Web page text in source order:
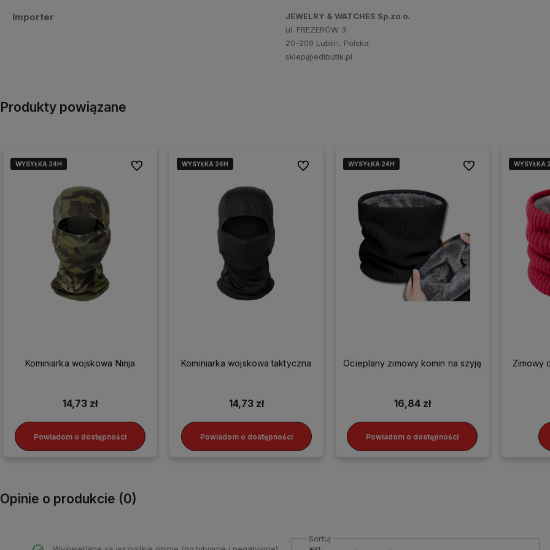
Importer
JEWELRY & WATCHES Sp.zo.o.
ul. FREZERÓW 3
20-209 Lublin, Polska
sklep@edibutik.pl
Produkty powiązane
WYSYŁKA 24H
WYSYŁKA 24H
Kominiarka wojskowa Ninja
14,73 zł
Powiadom o dostępności
Do ulubionychWYSYŁKA 24H
WYSYŁKA 24H
Kominiarka wojskowa taktyczna
14,73 zł
Powiadom o dostępności
Do ulubionychWYSYŁKA 24H
WYSYŁKA 24H
Ocieplany zimowy komin na szyję
16,84 zł
Powiadom o dostępności
Do ulubionychWYSYŁKA
WYSYŁKA
Zimowy
Opinie o produkcie (0)
Sortuj